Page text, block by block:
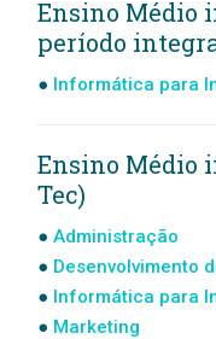
Ensino Médio
período
Informática para
Ensino Médio
Tec)
Administração
Desenvolvimento
Informática para
Marketing